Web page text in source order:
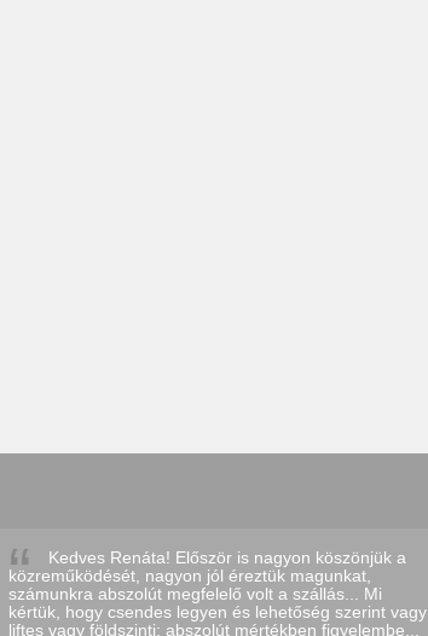
Kedves Renáta! Először is nagyon köszönjük a
közreműködését, nagyon jól éreztük magunkat,
számunkra abszolút megfelelő volt a szállás... Mi
kértük, hogy csendes legyen és lehetőség szerint vagy
liftes vagy földszinti: abszolút mértékben figyelembe...